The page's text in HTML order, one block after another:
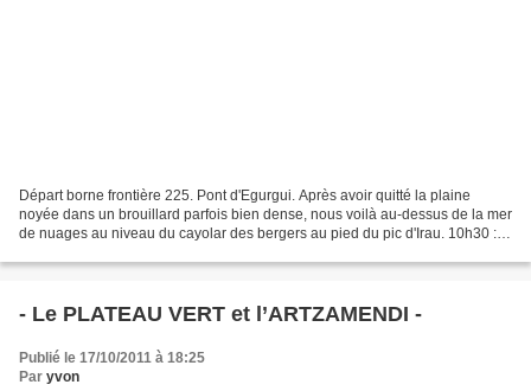
Départ borne frontière 225. Pont d'Egurgui. Après avoir quitté la plaine
noyée dans un brouillard parfois bien dense, nous voilà au-dessus de la mer
de nuages au niveau du cayolar des bergers au pied du pic d'Irau. 10h30 :
- Le PLATEAU VERT et l’ARTZAMENDI -
Publié le 17/10/2011 à 18:25
Par yvon